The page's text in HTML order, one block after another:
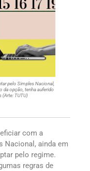
pelo Simples Nacional,
da opção, tenha auferido
(Arte: TUTU)
com a
Nacional, ainda em
pelo regime.
regras de